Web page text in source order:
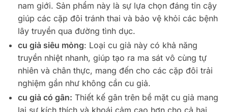
nam giới. Sản phẩm này là sự lựa chọn đáng tin cậy
giúp các cặp đôi tránh thai và bảo vệ khỏi các bệnh
lây truyền qua đường tình dục.
cu giả siêu mỏng: Loại cu giả này có khả năng
truyền nhiệt nhanh, giúp tạo ra ma sát vô cùng tự
nhiên và chân thực, mang đến cho các cặp đôi trải
nghiệm gần như không cần cu giả.
cu giả có gân: Thiết kế gân trên bề mặt cu giả mang